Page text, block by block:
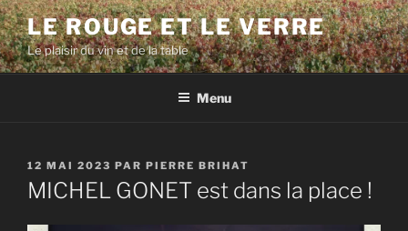
Aller
au
contenu
principal
LE ROUGE ET LE VERRE
Le plaisir du vin et de la table
Menu
PUBLIÉ
LE
12 MAI 2023 PAR PIERRE BRIHAT
MICHEL GONET est dans la place !